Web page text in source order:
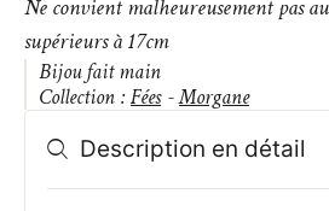
Ne convient malheureusement pas
supérieurs à 17cm
Bijou fait main
Collection :Fées -Morgane
Description en détail